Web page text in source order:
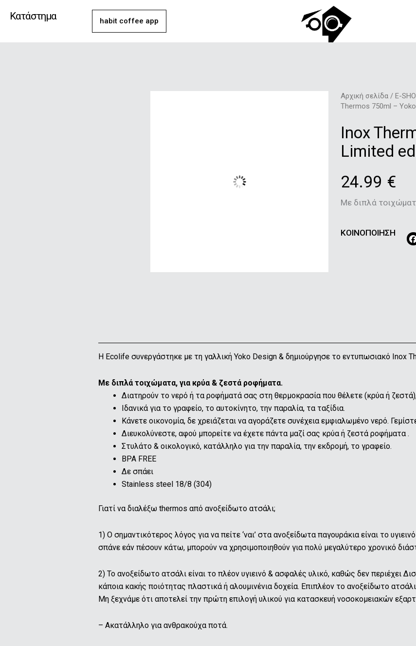
στοΚατάστημα habit coffee app
Αρχική σελίδα/ E-
Thermos 750ml –
Inox
Limited
24.99 €
Με διπλά
ΚΟΙΝΟΠΟΙΗΣΗ
Η Εcolife συνεργάστηκε με τη γαλλική Yoko Design & δημιούργησε το εντυπωσιακό Inox
Με διπλά τοιχώματα, για κρύα & ζεστά ροφήματα.
Διατηρούν το νερό ή τα ροφήματά σας στη θερμοκρασία που θέλετε (κρύα ή
Ιδανικά για το γραφείο, το αυτοκίνητο, την παραλία, τα ταξίδια.
Κάνετε οικονομία, δε χρειάζεται να αγοράζετε συνέχεια εμφιαλωμένο νερό.
Διευκολύνεστε, αφού μπορείτε να έχετε πάντα μαζί σας κρύα ή ζεστά ροφήματα .
Στυλάτο & οικολογικό, κατάλληλο για την παραλία, την εκδρομή, το γραφείο.
BPA FREE
Δε σπάει
Stainless steel 18/8 (304)
Γιατί να διαλέξω thermos από ανοξείδωτο ατσάλι;
1) O σημαντικότερος λόγος για να πείτε ‘ναι’ στα ανοξείδωτα παγουράκια είναι το
σπάνε εάν πέσουν κάτω, μπορούν να χρησιμοποιηθούν για πολύ μεγαλύτερο χρονικό
2) Το ανοξείδωτο ατσάλι είναι το πλέον υγιεινό & ασφαλές υλικό, καθώς δεν περιέχει
κάποια κακής ποιότητας πλαστικά ή αλουμινένια δοχεία. Επιπλέον το ανοξείδωτο
Μη ξεχνάμε ότι αποτελεί την πρώτη επιλογή υλικού για κατασκευή νοσοκομειακών
– Ακατάλληλο για ανθρακούχα ποτά.